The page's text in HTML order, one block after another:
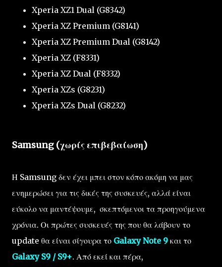
Xperia XZ1 Dual (G8342)
Xperia XZ Premium (G8141)
Xperia XZ Premium Dual (G8142)
Xperia XZ (F8331)
Xperia XZ Dual (F8332)
Xperia XZs (G8231)
Xperia XZs Dual (G8232)
Samsung (χωρίς επιβεβαίωση)
Η Samsung δεν έχει μπει στον κόπο ακόμη να μας
ενημερώσει για τις δικές της συσκευές, αλλά είναι
εύκολο να μαντέψουμε, σκεπτόμενοι τα προηγούμενα
χρόνια. Οι πρώτες συσκευές της που θα λάβουν το
update θα είναι σίγουρα το Galaxy Note 9 και το
Galaxy S9 / S9+. Από εκεί και πέρα,